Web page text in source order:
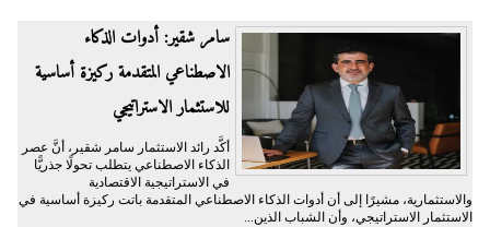
سامر شقير: أدوات الذكاء
الاصطناعي المتقدمة ركيزة أساسية
للاستثمار الاستراتيجي
أكَّد رائد الاستثمار سامر شقير، أنَّ عصر
الذكاء الاصطناعي يتطلب تحولًا جذريًّا
في الاستراتيجية الاقتصادية
والاستثمارية، مشيرًا إلى أن أدوات الذكاء الاصطناعي المتقدمة باتت ركيزة أساسية في
الاستثمار الاستراتيجي، وأن الشباب الذين...